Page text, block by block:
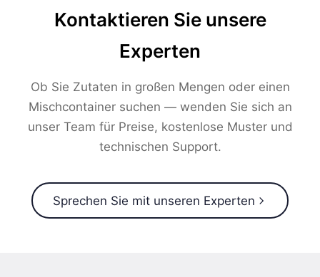
Kontaktieren Sie unsere
Experten
Ob Sie Zutaten in großen Mengen oder einen
Mischcontainer suchen — wenden Sie sich an
unser Team für Preise, kostenlose Muster und
technischen Support.
Sprechen Sie mit unseren Experten